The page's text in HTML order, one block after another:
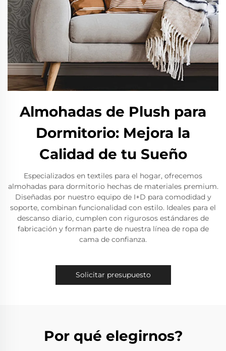
Almohadas de Plush para
Dormitorio: Mejora la
Calidad de tu Sueño
Especializados en textiles para el hogar, ofrecemos
almohadas para dormitorio hechas de materiales premium.
Diseñadas por nuestro equipo de I+D para comodidad y
soporte, combinan funcionalidad con estilo. Ideales para el
descanso diario, cumplen con rigurosos estándares de
fabricación y forman parte de nuestra línea de ropa de
cama de confianza.
Solicitar presupuesto
Por qué elegirnos?